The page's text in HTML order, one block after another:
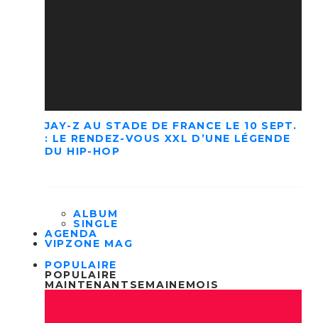
JAY-Z AU STADE DE FRANCE LE 10 SEPT.
: LE RENDEZ-VOUS XXL D’UNE LÉGENDE
DU HIP-HOP
ALBUM
SINGLE
AGENDA
VIPZONE MAG
POPULAIRE
POPULAIRE
MAINTENANT SEMAINEMOIS